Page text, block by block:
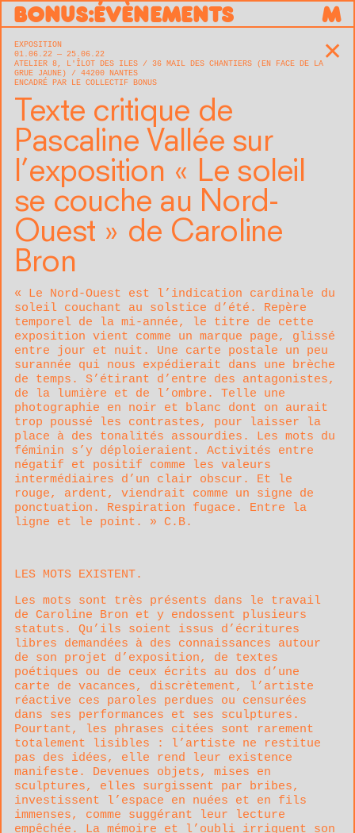
BONUS:ÉVÈNEMENTS M
✕
EXPOSITION
01.06.22 — 25.06.22
ATELIER 8, L'ÎLOT DES ILES
36 MAIL DES CHANTIERS (EN FACE DE LA
GRUE JAUNE)
44200 NANTES
ENCADRÉ PAR LE COLLECTIF BONUS
Texte critique de
Pascaline Vallée sur
l’exposition « Le soleil
se couche au Nord-
Ouest » de Caroline
Bron
« Le Nord-Ouest est l’indication cardinale du
soleil couchant au solstice d’été. Repère
temporel de la mi-année, le titre de cette
exposition vient comme un marque page, glissé
entre jour et nuit. Une carte postale un peu
surannée qui nous expédierait dans une brèche
de temps. S’étirant d’entre des antagonistes,
de la lumière et de l’ombre. Telle une
photographie en noir et blanc dont on aurait
trop poussé les contrastes, pour laisser la
place à des tonalités assourdies. Les mots du
féminin s’y déploieraient. Activités entre
négatif et positif comme les valeurs
intermédiaires d’un clair obscur. Et le
rouge, ardent, viendrait comme un signe de
ponctuation. Respiration fugace. Entre la
ligne et le point. » C.B.
LES MOTS EXISTENT.
Les mots sont très présents dans le travail
de Caroline Bron et y endossent plusieurs
statuts. Qu’ils soient issus d’écritures
libres demandées à des connaissances autour
de son projet d’exposition, de textes
poétiques ou de ceux écrits au dos d’une
carte de vacances, discrètement, l’artiste
réactive ces paroles perdues ou censurées
dans ses performances et ses sculptures.
Pourtant, les phrases citées sont rarement
totalement lisibles : l’artiste ne restitue
pas des idées, elle rend leur existence
manifeste. Devenues objets, mises en
sculptures, elles surgissent par bribes,
investissent l’espace en nuées et en fils
immenses, comme suggérant leur lecture
empêchée. La mémoire et l’oubli irriguent son